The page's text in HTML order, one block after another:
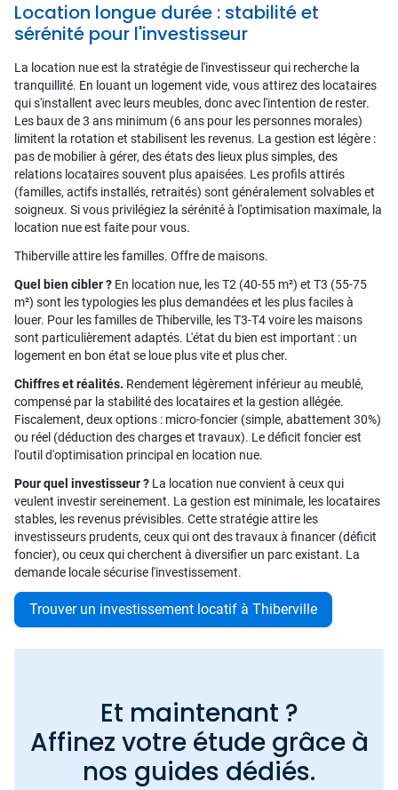
Location longue durée : stabilité et
sérénité pour l'investisseur
La location nue est la stratégie de l'investisseur qui recherche la
tranquillité. En louant un logement vide, vous attirez des locataires
qui s'installent avec leurs meubles, donc avec l'intention de rester.
Les baux de 3 ans minimum (6 ans pour les personnes morales)
limitent la rotation et stabilisent les revenus. La gestion est légère :
pas de mobilier à gérer, des états des lieux plus simples, des
relations locataires souvent plus apaisées. Les profils attirés
(familles, actifs installés, retraités) sont généralement solvables et
soigneux. Si vous privilégiez la sérénité à l'optimisation maximale, la
location nue est faite pour vous.
Thiberville attire les familles. Offre de maisons.
Quel bien cibler ? En location nue, les T2 (40-55 m²) et T3 (55-75
m²) sont les typologies les plus demandées et les plus faciles à
louer. Pour les familles de Thiberville, les T3-T4 voire les maisons
sont particulièrement adaptés. L'état du bien est important : un
logement en bon état se loue plus vite et plus cher.
Chiffres et réalités. Rendement légèrement inférieur au meublé,
compensé par la stabilité des locataires et la gestion allégée.
Fiscalement, deux options : micro-foncier (simple, abattement 30%)
ou réel (déduction des charges et travaux). Le déficit foncier est
l'outil d'optimisation principal en location nue.
Pour quel investisseur ? La location nue convient à ceux qui
veulent investir sereinement. La gestion est minimale, les locataires
stables, les revenus prévisibles. Cette stratégie attire les
investisseurs prudents, ceux qui ont des travaux à financer (déficit
foncier), ou ceux qui cherchent à diversifier un parc existant. La
demande locale sécurise l'investissement.
Trouver un investissement locatif à Thiberville
Et maintenant ?
Affinez votre étude grâce à
nos guides dédiés.